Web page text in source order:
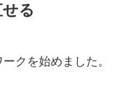
る
クを始めました。